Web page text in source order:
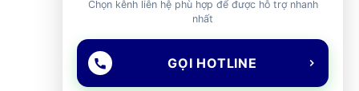
Chọn kênh liên hệ phù hợp để được hỗ trợ nhanh
nhất
GỌI HOTLINE